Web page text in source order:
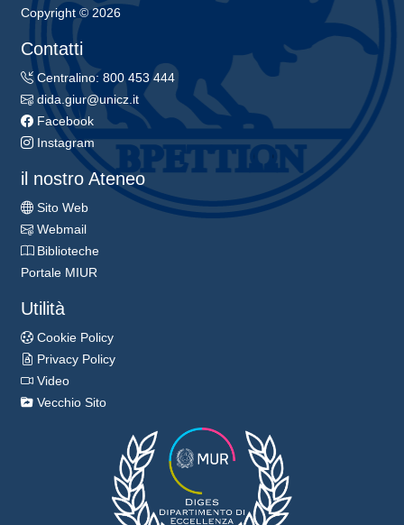
Copyright © 2026
Contatti
Centralino: 800 453 444
dida.giur@unicz.it
Facebook
Instagram
il nostro Ateneo
Sito Web
Webmail
Biblioteche
Portale MIUR
Utilità
Cookie Policy
Privacy Policy
Video
Vecchio Sito